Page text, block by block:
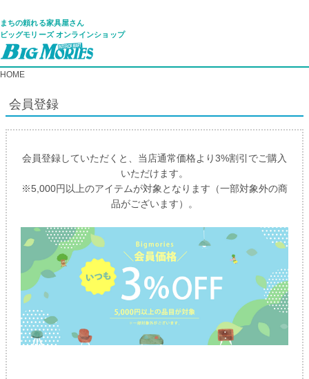
まちの頼れる家具屋さん
ビッグモリーズ オンラインショップ
HOME
会員登録
会員登録していただくと、当店通常価格より3%割引でご購入
いただけます。
※5,000円以上のアイテムが対象となります（一部対象外の商
品がございます）。